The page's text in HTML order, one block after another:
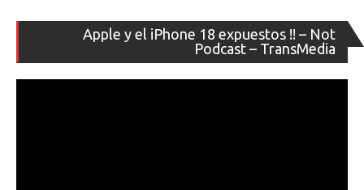
Apple y el iPhone 18 expuestos !! – Not
Podcast – TransMedia
de